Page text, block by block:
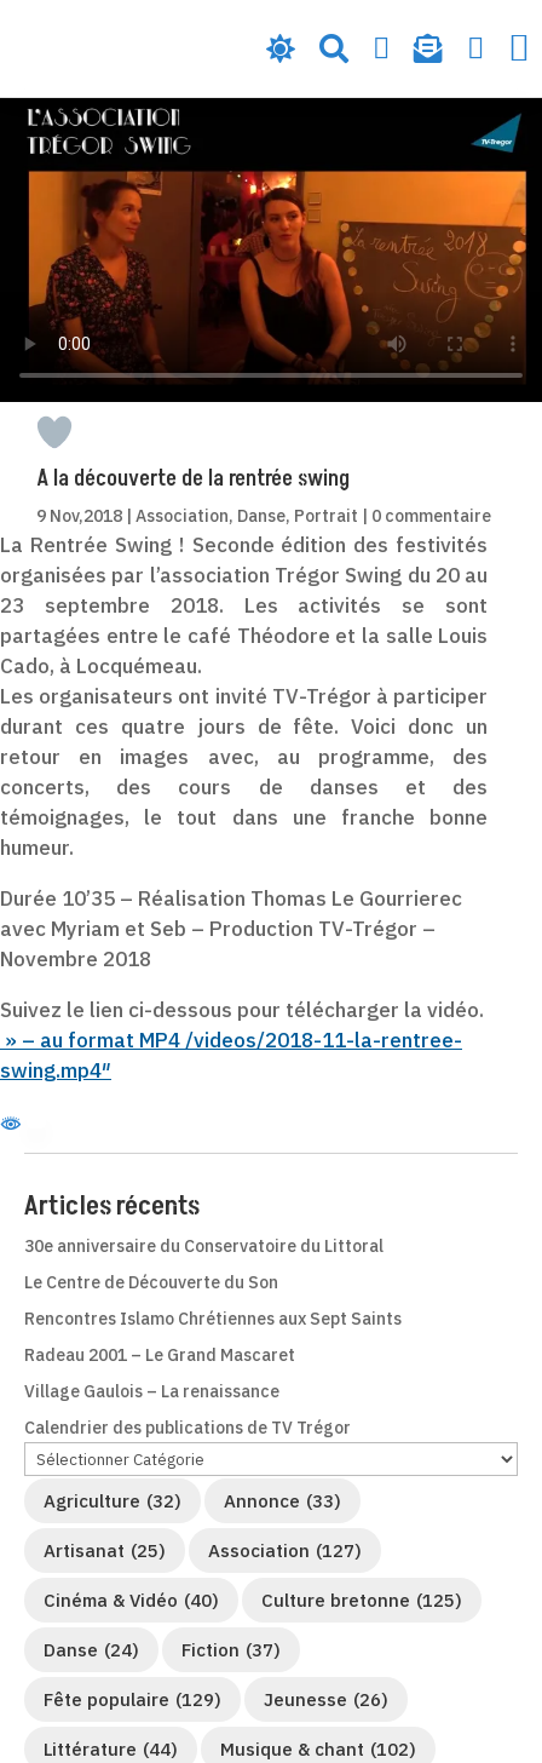
     
A la découverte de la rentrée swing
9 Nov,2018 | Association, Danse, Portrait | 0 commentaire
La Rentrée Swing ! Seconde édition des festivités
organisées par l’association Trégor Swing du 20 au
23 septembre 2018. Les activités se sont
partagées entre le café Théodore et la salle Louis
Cado, à Locquémeau.
Les organisateurs ont invité TV-Trégor à participer
durant ces quatre jours de fête. Voici donc un
retour en images avec, au programme, des
concerts, des cours de danses et des
témoignages, le tout dans une franche bonne
humeur.
Durée 10’35 – Réalisation Thomas Le Gourrierec
avec Myriam et Seb – Production TV-Trégor –
Novembre 2018
Suivez le lien ci-dessous pour télécharger la vidéo.
» – au format MP4 /videos/2018-11-la-rentree-
swing.mp4″
Articles récents
30e anniversaire du Conservatoire du Littoral
Le Centre de Découverte du Son
Rencontres Islamo Chrétiennes aux Sept Saints
Radeau 2001 – Le Grand Mascaret
Village Gaulois – La renaissance
Calendrier des publications de TV Trégor
Agriculture (32) Annonce (33)
Artisanat (25) Association (127)
Cinéma & Vidéo (40) Culture bretonne (125)
Danse (24) Fiction (37)
Fête populaire (129) Jeunesse (26)
Littérature (44) Musique & chant (102)